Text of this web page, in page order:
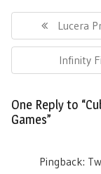
entradas
Previous
Post:
Lucera
Next
Post:
Infinity
One Reply to
Games”
Pingback: